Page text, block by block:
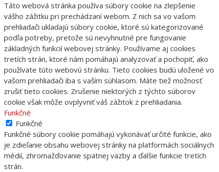
Táto webová stránka používa súbory cookie na zlepšenie
vášho zážitku pri prechádzaní webom. Z nich sa vo vašom
prehliadači ukladajú súbory cookie, ktoré sú kategorizované
podľa potreby, pretože sú nevyhnutné pre fungovanie
základných funkcií webovej stránky. Používame aj cookies
tretích strán, ktoré nám pomáhajú analyzovať a pochopiť, ako
používate túto webovú stránku. Tieto cookies budú uložené vo
vašom prehliadači iba s vaším súhlasom. Máte tiež možnosť
zrušiť tieto cookies. Zrušenie niektorých z týchto súborov
cookie však môže ovplyvniť váš zážitok z prehliadania.
Funkčné
Funkčné
Funkčné súbory cookie pomáhajú vykonávať určité funkcie, ako
je zdieľanie obsahu webovej stránky na platformách sociálnych
médií, zhromažďovanie spätnej väzby a ďalšie funkcie tretích
strán.